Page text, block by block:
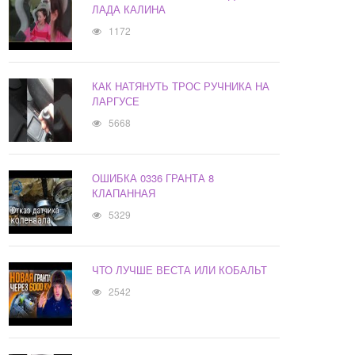
ЛАДА КАЛИНА
1172
КАК НАТЯНУТЬ ТРОС РУЧНИКА НА
ЛАРГУСЕ
5668
ОШИБКА 0336 ГРАНТА 8
КЛАПАННАЯ
5329
ЧТО ЛУЧШЕ ВЕСТА ИЛИ КОБАЛЬТ
2542